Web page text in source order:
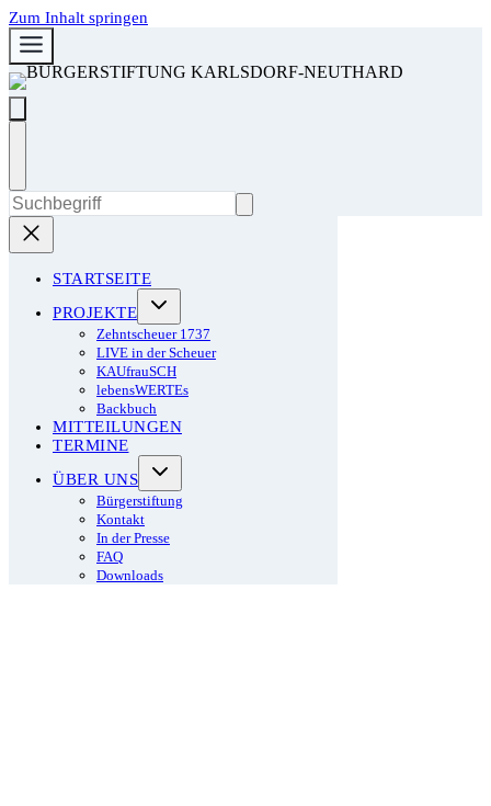
Zum Inhalt springen
STARTSEITE
PROJEKTE
Zehntscheuer 1737
LIVE in der Scheuer
KAUfrauSCH
lebensWERTEs
Backbuch
MITTEILUNGEN
TERMINE
ÜBER UNS
Bürgerstiftung
Kontakt
In der Presse
FAQ
Downloads